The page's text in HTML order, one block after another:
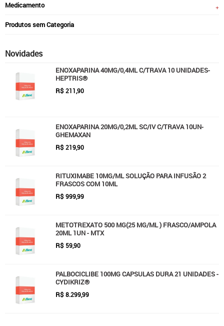
Medicamento
Produtos sem Categoria
Novidades
ENOXAPARINA 40MG/0,4ML C/TRAVA 10 UNIDADES-
HEPTRIS®
R$ 211,90
ENOXAPARINA 20MG/0,2ML SC/IV C/TRAVA 10UN-
GHEMAXAN
R$ 219,90
RITUXIMABE 10MG/ML SOLUÇÃO PARA INFUSÃO 2
FRASCOS COM 10ML
R$ 999,99
METOTREXATO 500 MG(25 MG/ML ) FRASCO/AMPOLA
20ML 1UN - MTX
R$ 59,90
PALBOCICLIBE 100MG CAPSULAS DURA 21 UNIDADES -
CYDIKRIZ®
R$ 8.299,99